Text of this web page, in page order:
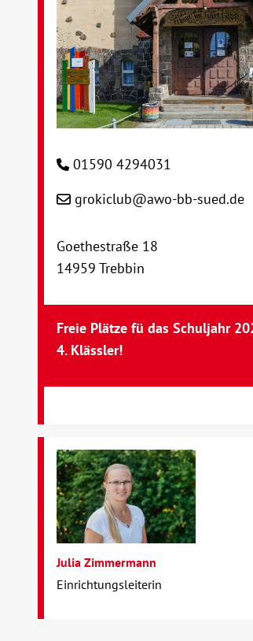
01590 4294031
grokiclub@awo-bb-sued.de
Goethestraße 18
14959 Trebbin
Freie Plätze fü das Schuljahr
4. Klässler!
Julia Zimmermann
Einrichtungsleiterin